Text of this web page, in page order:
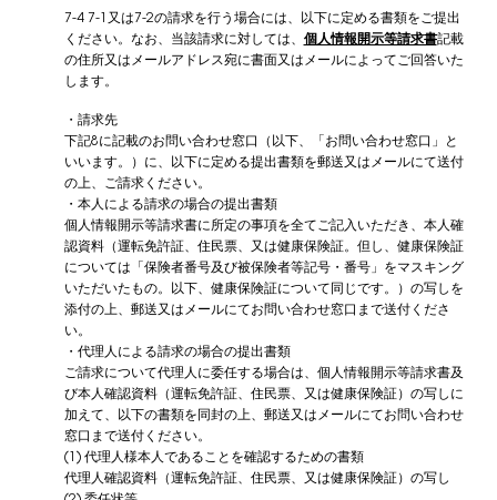
7-4 7-1又は7-2の請求を行う場合には、以下に定める書類をご提出
ください。なお、当該請求に対しては、 個人情報開示等請求書記載
の住所又はメールアドレス宛に書面又はメールによってご回答いた
します。
・請求先
下記8に記載のお問い合わせ窓口（以下、「お問い合わせ窓口」と
いいます。）に、以下に定める提出書類を郵送又はメールにて送付
の上、ご請求ください。
・本人による請求の場合の提出書類
個人情報開示等請求書に所定の事項を全てご記入いただき、本人確
認資料（運転免許証、住民票、又は健康保険証。但し、健康保険証
については「保険者番号及び被保険者等記号・番号」をマスキング
いただいたもの。以下、健康保険証について同じです。）の写しを
添付の上、郵送又はメールにてお問い合わせ窓口まで送付くださ
い。
・代理人による請求の場合の提出書類
ご請求について代理人に委任する場合は、個人情報開示等請求書及
び本人確認資料（運転免許証、住民票、又は健康保険証）の写しに
加えて、以下の書類を同封の上、郵送又はメールにてお問い合わせ
窓口まで送付ください。
(1) 代理人様本人であることを確認するための書類
代理人確認資料（運転免許証、住民票、又は健康保険証）の写し